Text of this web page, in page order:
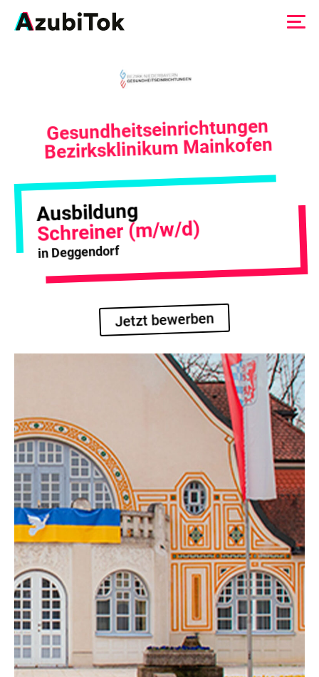
Gesundheitseinrichtungen
Bezirksklinikum Mainkofen
Ausbildung
Schreiner (m/w/d)
in Deggendorf
Jetzt bewerben